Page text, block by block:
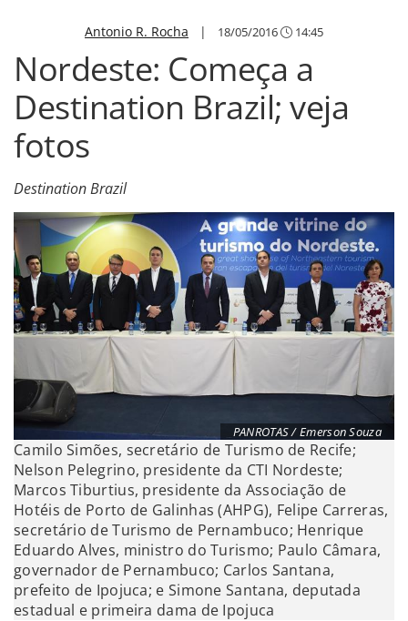
Antonio R. Rocha | 18/05/2016 14:45
Nordeste: Começa a
Destination Brazil; veja
fotos
Destination Brazil
PANROTAS / Emerson Souza
Camilo Simões, secretário de Turismo de Recife;
Nelson Pelegrino, presidente da CTI Nordeste;
Marcos Tiburtius, presidente da Associação de
Hotéis de Porto de Galinhas (AHPG), Felipe Carreras,
secretário de Turismo de Pernambuco; Henrique
Eduardo Alves, ministro do Turismo; Paulo Câmara,
governador de Pernambuco; Carlos Santana,
prefeito de Ipojuca; e Simone Santana, deputada
estadual e primeira dama de Ipojuca